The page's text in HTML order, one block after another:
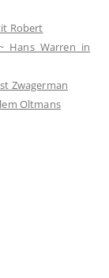
Robert
Hans Warren in
Zwagerman
Oltmans